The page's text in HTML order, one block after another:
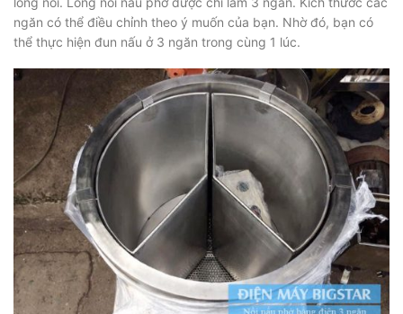
ngăn có thể điều chỉnh theo ý muốn của bạn. Nhờ đó, bạn có
thể thực hiện đun nấu ở 3 ngăn trong cùng 1 lúc.